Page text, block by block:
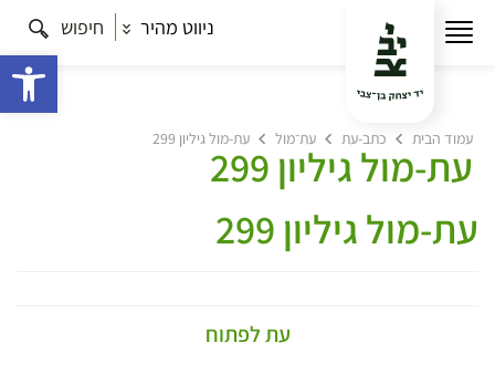
ניווט מהיר חיפוש
עמוד הבית כתב-עת עת־מול עת-מול גיליון 299
עת-מול גיליון 299
עת-מול גיליון 299
עת לפתוח